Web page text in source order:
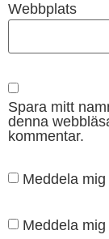
Webbplats
Spara mitt
denna
kommentar.
Meddela
Meddela